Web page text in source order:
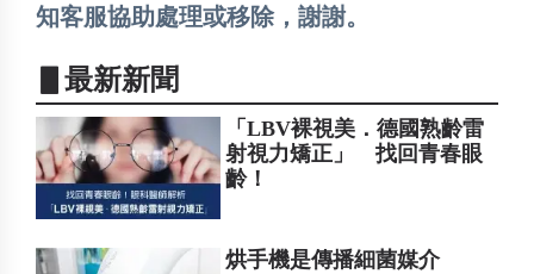
知客服協助處理或移除，謝謝。
▋最新新聞
「LBV裸視美．德國熟齡雷
射視力矯正」 找回青春眼
齡！
烘手機是傳播細菌媒介